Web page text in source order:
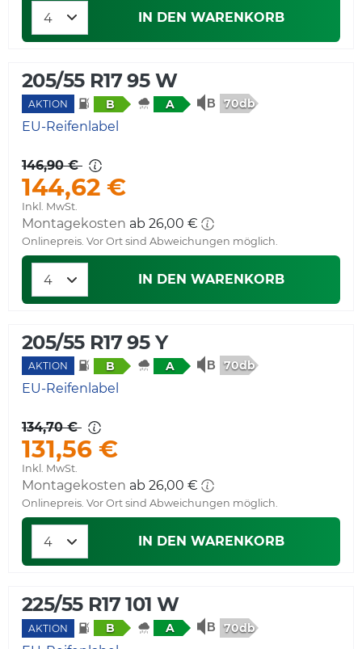
IN DEN WARENKORB
205/55 R17 95 W
AKTION B A 70db
EU-Reifenlabel
146,90 €
144,62 €
Inkl. MwSt.
Montagekosten
Onlinepreis. Vor Ort sind Abweichungen möglich.
IN DEN WARENKORB
205/55 R17 95 Y
AKTION B A 70db
EU-Reifenlabel
134,70 €
131,56 €
Inkl. MwSt.
Montagekosten
Onlinepreis. Vor Ort sind Abweichungen möglich.
IN DEN WARENKORB
225/55 R17 101 W
AKTION B A 70db